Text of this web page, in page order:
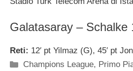
Galatasaray – Schalke
Reti: 12′ pt Yilmaz (G), 45′ pt
Categorie
Champions League, Primo